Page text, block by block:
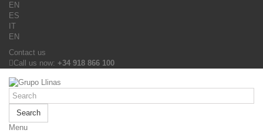
EN
ES
IT
EN
Contact us
Call us now: +34 918 866 100
Search
Menu